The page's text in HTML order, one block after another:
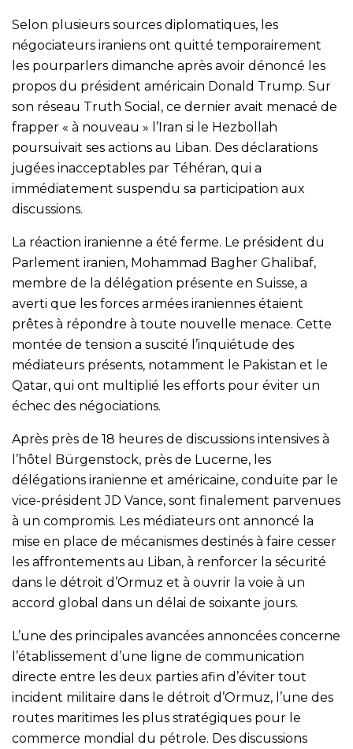
Selon plusieurs sources diplomatiques, les
négociateurs iraniens ont quitté temporairement
les pourparlers dimanche après avoir dénoncé les
propos du président américain Donald Trump. Sur
son réseau Truth Social, ce dernier avait menacé de
frapper « à nouveau » l’Iran si le Hezbollah
poursuivait ses actions au Liban. Des déclarations
jugées inacceptables par Téhéran, qui a
immédiatement suspendu sa participation aux
discussions.
La réaction iranienne a été ferme. Le président du
Parlement iranien, Mohammad Bagher Ghalibaf,
membre de la délégation présente en Suisse, a
averti que les forces armées iraniennes étaient
prêtes à répondre à toute nouvelle menace. Cette
montée de tension a suscité l’inquiétude des
médiateurs présents, notamment le Pakistan et le
Qatar, qui ont multiplié les efforts pour éviter un
échec des négociations.
Après près de 18 heures de discussions intensives à
l’hôtel Bürgenstock, près de Lucerne, les
délégations iranienne et américaine, conduite par le
vice-président JD Vance, sont finalement parvenues
à un compromis. Les médiateurs ont annoncé la
mise en place de mécanismes destinés à faire cesser
les affrontements au Liban, à renforcer la sécurité
dans le détroit d’Ormuz et à ouvrir la voie à un
accord global dans un délai de soixante jours.
L’une des principales avancées annoncées concerne
l’établissement d’une ligne de communication
directe entre les deux parties afin d’éviter tout
incident militaire dans le détroit d’Ormuz, l’une des
routes maritimes les plus stratégiques pour le
commerce mondial du pétrole. Des discussions